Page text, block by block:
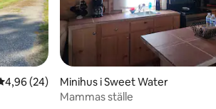
av 5 i genomsnittligt betyg, 24 omdömen
4,96 (24)
Minihus i Sweet Water
Mammas ställe